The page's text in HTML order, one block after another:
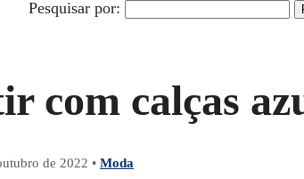
Pesquisar por:
com calças
de 2022 • Moda